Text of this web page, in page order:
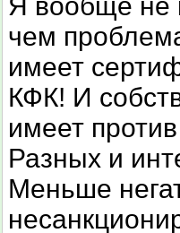
Я вообще не
чем
имеет
КФК! И
имеет
Разных и
Меньше